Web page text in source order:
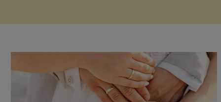
PFARRTEAM